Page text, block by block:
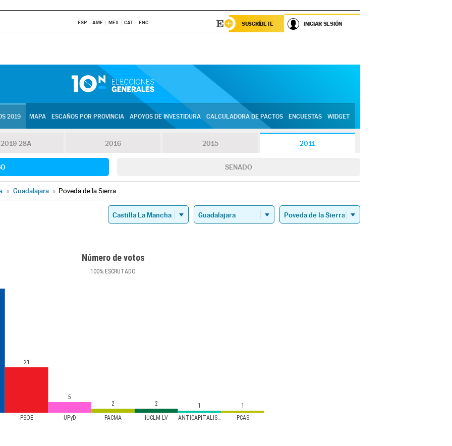
ESP AME MEX CAT ENG SUSCRÍBETE INICIAR SESIÓN
2019 MAPA ESCAÑOS POR PROVINCIA APOYOS DE INVESTIDURA CALCULADORA DE PACTOS ENCUESTAS WIDGET
2019-28A 2016 2015 2011
SENADO
» Guadalajara » Poveda de la Sierra
Número de votos
100% ESCRUTADO
PSOE UPyD PACMA IUCLM-LV ANTICAPITALISTAS PCAS
21
5
2
2 1 1